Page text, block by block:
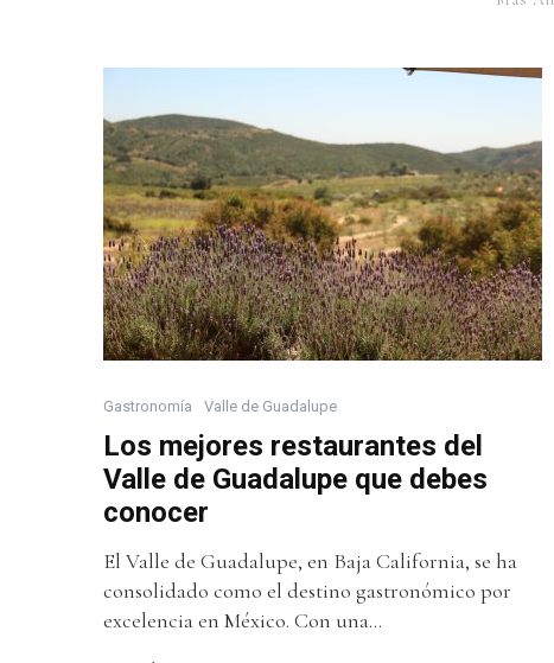
Gastronomía Valle de Guadalupe
Los mejores restaurantes del
Valle de Guadalupe que debes
conocer
El Valle de Guadalupe, en Baja California, se ha
consolidado como el destino gastronómico por
excelencia en México. Con una...